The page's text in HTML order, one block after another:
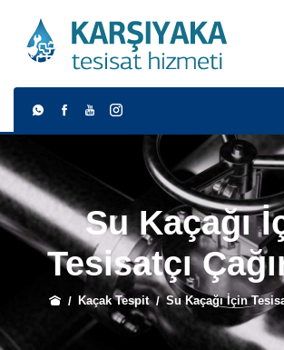
Su Kaçağı
Tesisatçı
Kaçak Tespit Su Kaçağı İçin